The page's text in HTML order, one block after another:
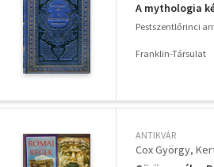
A mythologia
Pestszentlőrinci
Franklin-Társulat
ANTIKVÁR
Cox György